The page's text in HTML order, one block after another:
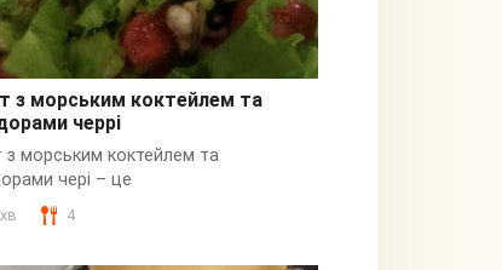
з морським коктейлем та
черрі
з морським коктейлем та
чері – це
4